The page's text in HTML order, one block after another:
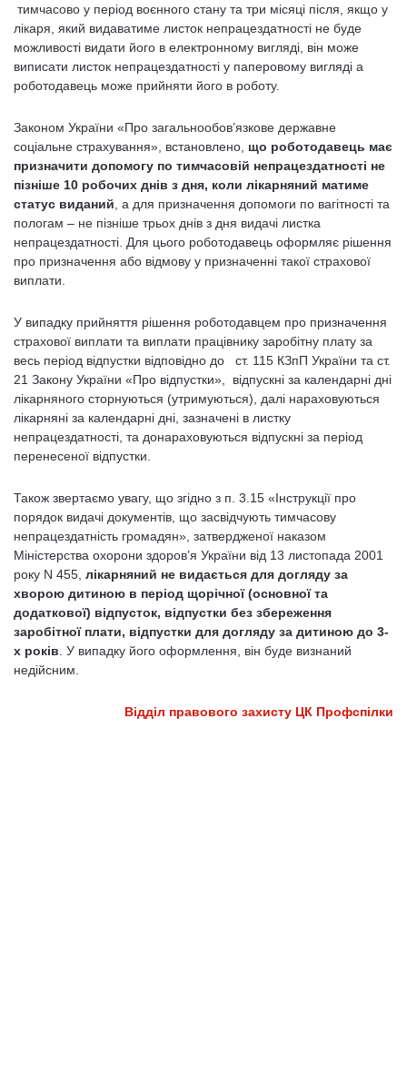
тимчасово у період воєнного стану та три місяці після, якщо у
лікаря, який видаватиме листок непрацездатності не буде
можливості видати його в електронному вигляді, він може
виписати листок непрацездатності у паперовому вигляді а
роботодавець може прийняти його в роботу.
Законом України «Про загальнообов’язкове державне
соціальне страхування», встановлено, що роботодавець має
призначити допомогу по тимчасовій непрацездатності не
пізніше 10 робочих днів з дня, коли лікарняний матиме
статус виданий , а для призначення допомоги по вагітності та
пологам – не пізніше трьох днів з дня видачі листка
непрацездатності. Для цього роботодавець оформляє рішення
про призначення або відмову у призначенні такої страхової
виплати.
У випадку прийняття рішення роботодавцем про призначення
страхової виплати та виплати працівнику заробітну плату за
весь період відпустки відповідно до ст. 115 КЗпП України та ст.
21 Закону України «Про відпустки», відпускні за календарні дні
лікарняного сторнуються (утримуються), далі нараховуються
лікарняні за календарні дні, зазначені в листку
непрацездатності, та донараховуються відпускні за період
перенесеної відпустки.
Також звертаємо увагу, що згідно з п. 3.15 «Інструкції про
порядок видачі документів, що засвідчують тимчасову
непрацездатність громадян», затвердженої наказом
Міністерства охорони здоров’я України від 13 листопада 2001
року N 455, лікарняний не видається для догляду за
хворою дитиною в період щорічної (основної та
додаткової) відпусток, відпустки без збереження
заробітної плати, відпустки для догляду за дитиною до 3-
х років . У випадку його оформлення, він буде визнаний
недійсним.
Відділ правового захисту ЦК Профспілки